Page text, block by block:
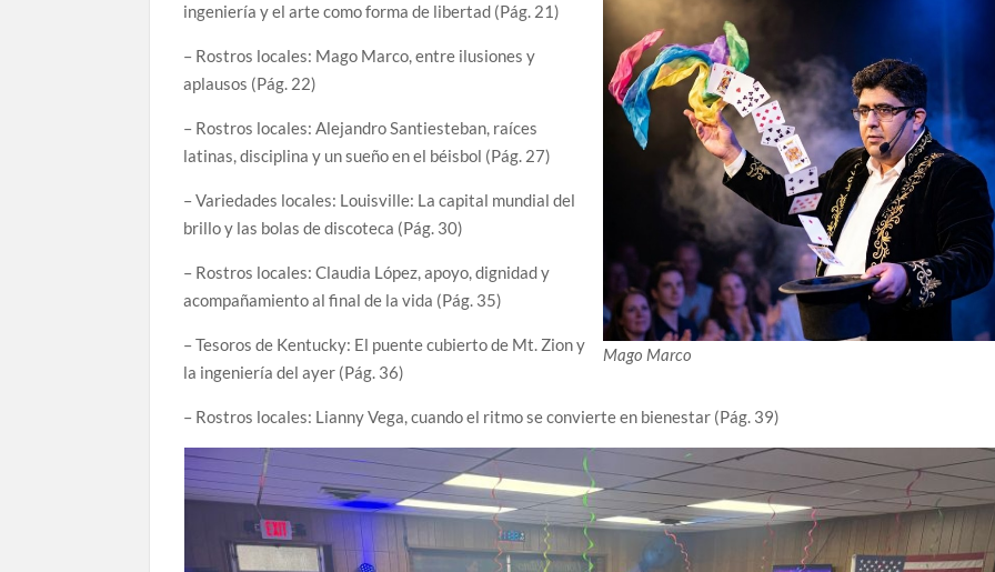
Mago Marco
ingeniería y el arte como forma de libertad (Pág. 21)
– Rostros locales: Mago Marco, entre ilusiones y
aplausos (Pág. 22)
– Rostros locales: Alejandro Santiesteban, raíces
latinas, disciplina y un sueño en el béisbol (Pág. 27)
– Variedades locales: Louisville: La capital mundial del
brillo y las bolas de discoteca (Pág. 30)
– Rostros locales: Claudia López, apoyo, dignidad y
acompañamiento al final de la vida (Pág. 35)
– Tesoros de Kentucky: El puente cubierto de Mt. Zion y
la ingeniería del ayer (Pág. 36)
– Rostros locales: Lianny Vega, cuando el ritmo se convierte en bienestar (Pág. 39)